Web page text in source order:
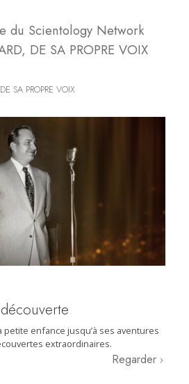
du Scientology Network
DE SA PROPRE VOIX
SA PROPRE VOIX
petite enfance jusqu’à ses aventures
extraordinaires.
Regarder